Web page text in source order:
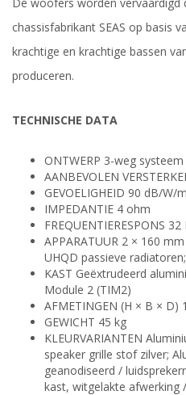
chassisfabrikant SEAS op basis
krachtige en krachtige bassen
produceren.
TECHNISCHE DATA
ONTWERP 3-weg
AANBEVOLEN
GEVOELIGHEID 90 dB/W/
IMPEDANTIE 4 ohm
FREQUENTIERESPONS
APPARATUUR 2 × 160
UHQD passieve
KAST Geëxtrudeerd
Module 2 (TIM2)
AFMETINGEN (H × B × D)
GEWICHT 45 kg
KLEURVARIANTEN
speaker grille stof zilver;
geanodiseerd /
kast, witgelakte